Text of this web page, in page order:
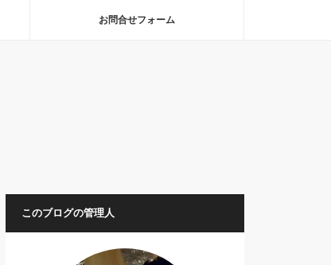
お問合せフォーム
このブログの管理人